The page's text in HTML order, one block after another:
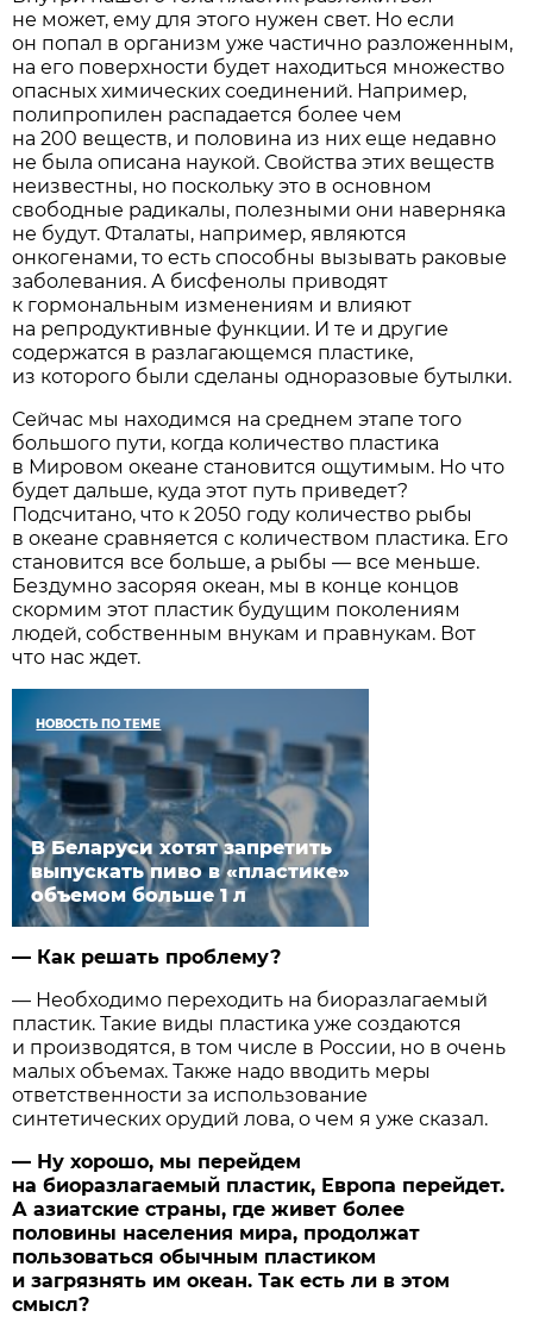
не может, ему для этого нужен свет. Но если
он попал в организм уже частично разложенным,
на его поверхности будет находиться множество
опасных химических соединений. Например,
полипропилен распадается более чем
на 200 веществ, и половина из них еще недавно
не была описана наукой. Свойства этих веществ
неизвестны, но поскольку это в основном
свободные радикалы, полезными они наверняка
не будут. Фталаты, например, являются
онкогенами, то есть способны вызывать раковые
заболевания. А бисфенолы приводят
к гормональным изменениям и влияют
на репродуктивные функции. И те и другие
содержатся в разлагающемся пластике,
из которого были сделаны одноразовые бутылки.
Сейчас мы находимся на среднем этапе того
большого пути, когда количество пластика
в Мировом океане становится ощутимым. Но что
будет дальше, куда этот путь приведет?
Подсчитано, что к 2050 году количество рыбы
в океане сравняется с количеством пластика. Его
становится все больше, а рыбы — все меньше.
Бездумно засоряя океан, мы в конце концов
скормим этот пластик будущим поколениям
людей, собственным внукам и правнукам. Вот
что нас ждет.
НОВОСТЬ ПО ТЕМЕ
В Беларуси хотят запретить
выпускать пиво в «пластике»
объемом больше 1 л
— Как решать проблему?
— Необходимо переходить на биоразлагаемый
пластик. Такие виды пластика уже создаются
и производятся, в том числе в России, но в очень
малых объемах. Также надо вводить меры
ответственности за использование
синтетических орудий лова, о чем я уже сказал.
— Ну хорошо, мы перейдем
на биоразлагаемый пластик, Европа перейдет.
А азиатские страны, где живет более
половины населения мира, продолжат
пользоваться обычным пластиком
и загрязнять им океан. Так есть ли в этом
смысл?